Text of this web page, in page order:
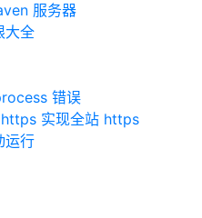
服务器
大全
错误
实现全站 https
运行